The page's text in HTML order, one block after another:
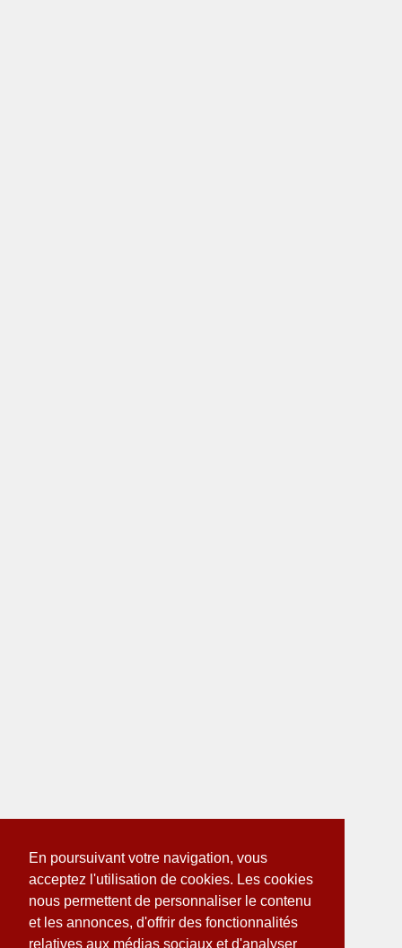
En poursuivant votre navigation, vous
acceptez l'utilisation de cookies. Les cookies
nous permettent de personnaliser le contenu
et les annonces, d'offrir des fonctionnalités
relatives aux médias sociaux et d'analyser